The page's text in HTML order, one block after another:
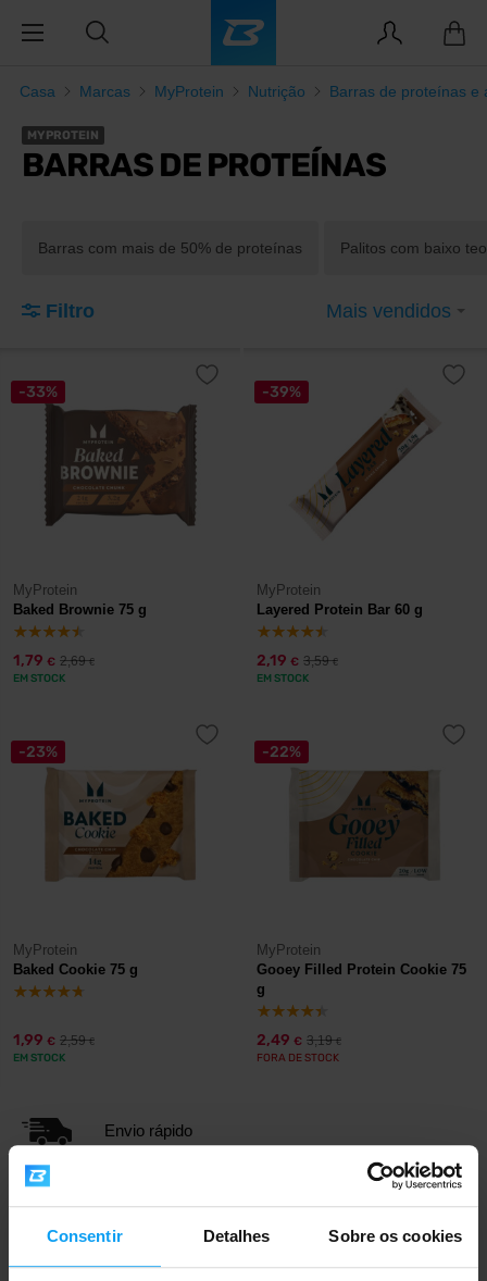
Consentir Detalhes Sobre os cookies
Casa Marcas MyProtein Nutrição Barras de proteínas e
MYPROTEIN
BARRAS DE PROTEÍNAS
Barras com mais de 50% de proteínas Palitos com baixo
Filtro Mais vendidos
-33%
MyProtein
Baked Brownie 75 g
1,79 € 2,69€
EM STOCK
-39%
MyProtein
Layered Protein Bar 60 g
2,19 € 3,59€
EM STOCK
-23%
MyProtein
Baked Cookie 75 g
1,99 € 2,59€
EM STOCK
-22%
MyProtein
Gooey Filled Protein Cookie 75
g
2,49 € 3,19€
FORA DE STOCK
Envio rápido